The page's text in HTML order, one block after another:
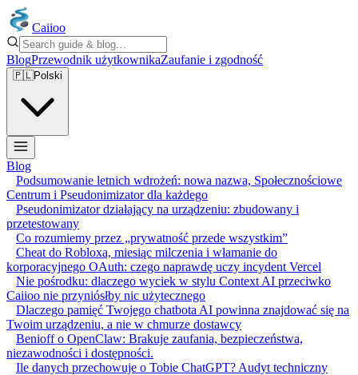
Caiioo
BlogPrzewodnik użytkownikaZaufanie i zgodność
🇵🇱Polski
Blog
Podsumowanie letnich wdrożeń: nowa nazwa, Społecznościowe
Centrum i Pseudonimizator dla każdego
Pseudonimizator działający na urządzeniu: zbudowany i
przetestowany
Co rozumiemy przez „prywatność przede wszystkim”
Cheat do Robloxa, miesiąc milczenia i włamanie do
korporacyjnego OAuth: czego naprawdę uczy incydent Vercel
Nie pośrodku: dlaczego wyciek w stylu Context AI przeciwko
Caiioo nie przyniósłby nic użytecznego
Dlaczego pamięć Twojego chatbota AI powinna znajdować się na
Twoim urządzeniu, a nie w chmurze dostawcy
Benioff o OpenClaw: Brakuje zaufania, bezpieczeństwa,
niezawodności i dostępności.
Ile danych przechowuje o Tobie ChatGPT? Audyt techniczny